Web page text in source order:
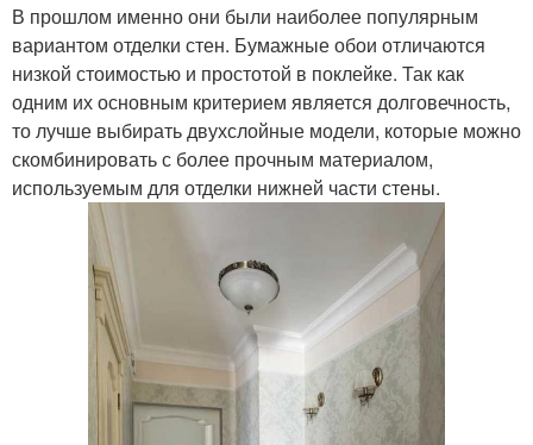
В прошлом именно они были наиболее популярным
вариантом отделки стен. Бумажные обои отличаются
низкой стоимостью и простотой в поклейке. Так как
одним их основным критерием является долговечность,
то лучше выбирать двухслойные модели, которые можно
скомбинировать с более прочным материалом,
используемым для отделки нижней части стены.